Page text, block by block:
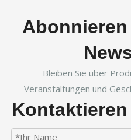
Bleiben Sie über
Veranstaltungen und